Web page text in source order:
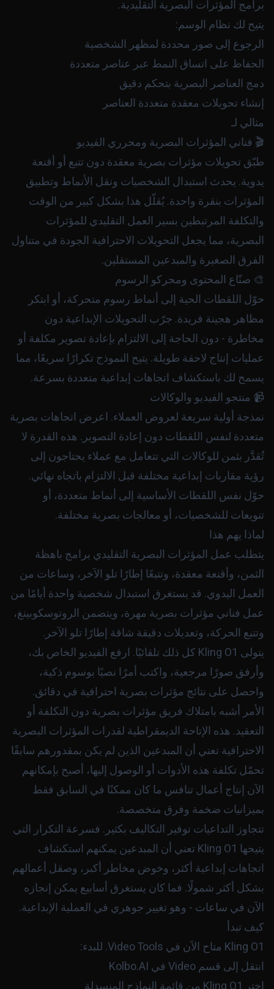
برامج المؤثرات البصرية التقليدية.
يتيح لك نظام الوسم:
الرجوع إلى صور محددة لمظهر الشخصية
الحفاظ على اتساق النمط عبر عناصر متعددة
دمج العناصر البصرية بتحكم دقيق
إنشاء تحويلات معقدة متعددة العناصر
مثالي لـ
🎬 فناني المؤثرات البصرية ومحرري الفيديو
طبّق تحويلات مؤثرات بصرية معقدة دون تتبع أو أقنعة
يدوية. يحدث استبدال الشخصيات ونقل الأنماط وتطبيق
المؤثرات بنقرة واحدة. يُقلّل هذا بشكل كبير من الوقت
والتكلفة المرتبطين بسير العمل التقليدي للمؤثرات
البصرية، مما يجعل التحويلات الاحترافية الجودة في متناول
الفرق الصغيرة والمبدعين المستقلين.
🎨 صنّاع المحتوى ومحركو الرسوم
حوّل اللقطات الحية إلى أنماط رسوم متحركة، أو ابتكر
مظاهر هجينة فريدة. جرّب التحويلات الإبداعية دون
مخاطرة - دون الحاجة إلى الالتزام بإعادة تصوير مكلفة أو
عمليات إنتاج لاحقة طويلة. يتيح النموذج تكرارًا سريعًا، مما
يسمح لك باستكشاف اتجاهات إبداعية متعددة بسرعة.
📹 منتجو الفيديو والوكالات
نمذجة أولية سريعة لعروض العملاء. اعرض اتجاهات بصرية
متعددة لنفس اللقطات دون إعادة التصوير. هذه القدرة لا
تُقدَّر بثمن للوكالات التي تتعامل مع عملاء يحتاجون إلى
رؤية مقاربات إبداعية مختلفة قبل الالتزام باتجاه نهائي.
حوّل نفس اللقطات الأساسية إلى أنماط متعددة، أو
تنويعات للشخصيات، أو معالجات بصرية مختلفة.
لماذا يهم هذا
يتطلب عمل المؤثرات البصرية التقليدي برامج باهظة
الثمن، وأقنعة معقدة، وتتبعًا إطارًا تلو الآخر، وساعات من
العمل اليدوي. قد يستغرق استبدال شخصية واحدة أيامًا من
عمل فناني مؤثرات بصرية مهرة، ويتضمن الروتوسكوبينغ،
وتتبع الحركة، وتعديلات دقيقة شاقة إطارًا تلو الآخر.
يتولى Kling O1 كل ذلك تلقائيًا. ارفع الفيديو الخاص بك،
وأرفق صورًا مرجعية، واكتب أمرًا نصيًا بوسوم ذكية،
واحصل على نتائج مؤثرات بصرية احترافية في دقائق.
الأمر أشبه بامتلاك فريق مؤثرات بصرية دون التكلفة أو
التعقيد. هذه الإتاحة الديمقراطية لقدرات المؤثرات البصرية
الاحترافية تعني أن المبدعين الذين لم يكن بمقدورهم سابقًا
تحمّل تكلفة هذه الأدوات أو الوصول إليها، أصبح بإمكانهم
الآن إنتاج أعمال تنافس ما كان ممكنًا في السابق فقط
بميزانيات ضخمة وفرق متخصصة.
تتجاوز التداعيات توفير التكاليف بكثير. فسرعة التكرار التي
يتيحها Kling O1 تعني أن المبدعين يمكنهم استكشاف
اتجاهات إبداعية أكثر، وخوض مخاطر أكبر، وصقل أعمالهم
بشكل أكثر شمولًا. فما كان يستغرق أسابيع يمكن إنجازه
الآن في ساعات - وهو تغيير جوهري في العملية الإبداعية.
كيف تبدأ
Kling O1 متاح الآن في Video Tools. للبدء:
انتقل إلى قسم Video في Kolbo.AI